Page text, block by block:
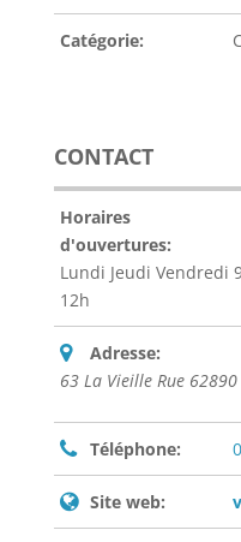
Catégorie:
CONTACT
Horaires
d'ouvertures:
Lundi Jeudi Vendredi
12h
Adresse:
63 La Vieille Rue 62890
Téléphone:
Site web: